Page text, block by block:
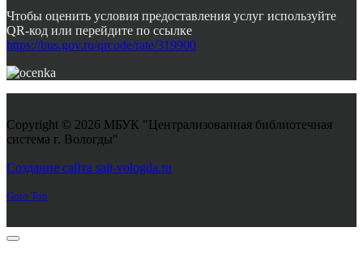
Чтобы оценить условия предоставления услуг используйте
QR-код или перейдите по ссылке
https://bus.gov.ru/qrcode/rate/319900
Copyright © 2026 МБУК "Централизованная библиотечная
система г. Вологды"
Создание сайта sait-vologda.ru
Goto Top